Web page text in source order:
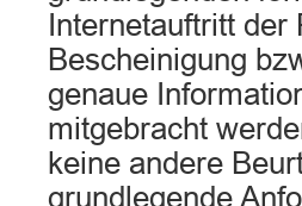
Internetauftritt der
Bescheinigung
genaue
mitgebracht
keine andere
grundlegende